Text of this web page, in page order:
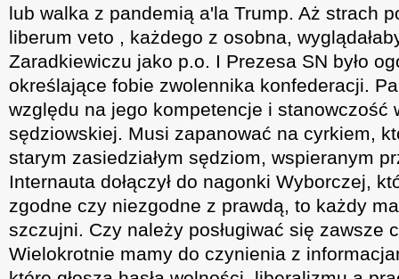
lub walka z pandemią a'la Trump. Aż strach
liberum veto , każdego z osobna,
Zaradkiewiczu jako p.o. I Prezesa SN było
określające fobie zwolennika konfederacji.
względu na jego kompetencje i stanowczość
sędziowskiej. Musi zapanować na cyrkiem,
starym zasiedziałym sędziom, wspieranym
Internauta dołączył do nagonki Wyborczej,
zgodne czy niezgodne z prawdą, to każdy
szczujni. Czy należy posługiwać się zawsze
Wielokrotnie mamy do czynienia z